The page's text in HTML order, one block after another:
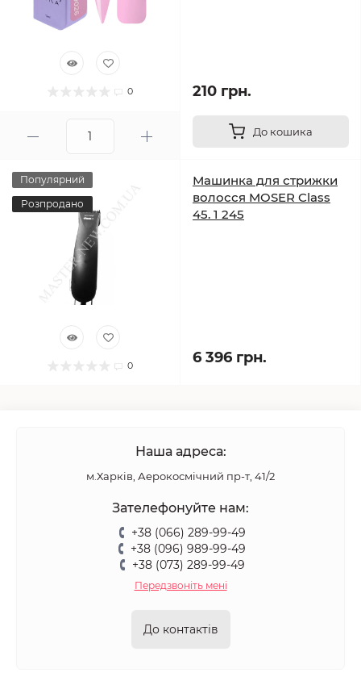
0 210 грн.
До кошика
Популярний
Розпродано
0
Машинка для стрижки
волосся MOSER Class
45. 1 245
6 396 грн.
Наша адреса:
м.Харків, Аерокосмічний пр-т, 41/2
Зателефонуйте нам:
+38 (066) 289-99-49
+38 (096) 989-99-49
+38 (073) 289-99-49
Передзвоніть мені
До контактів